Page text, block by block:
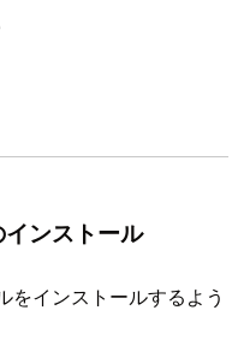
ンストール
をインストールするよう